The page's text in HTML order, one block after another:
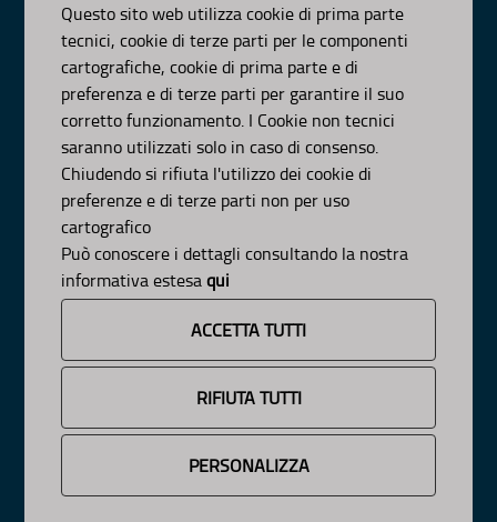
Questo sito web utilizza cookie di prima parte
tecnici, cookie di terze parti per le componenti
cartografiche, cookie di prima parte e di
preferenza e di terze parti per garantire il suo
corretto funzionamento. I Cookie non tecnici
saranno utilizzati solo in caso di consenso.
Chiudendo si rifiuta l'utilizzo dei cookie di
preferenze e di terze parti non per uso
cartografico
Può conoscere i dettagli consultando la nostra
informativa estesaqui
ACCETTA TUTTI
RIFIUTA TUTTI
PERSONALIZZA
scrivici:email-pec
© Regione Puglia
Organizzazione
Pianificazione
Programmazione
APPROFONDIMENTI
Osservazioni CNAPI
Sviluppo Sostenibile
Decarbonizzazione
Pianeta Pulito per Tutti
INFORMAZIONE
News
Responsabile Pubblicazione